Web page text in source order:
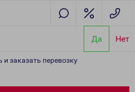
Да Нет
и заказать перевозку